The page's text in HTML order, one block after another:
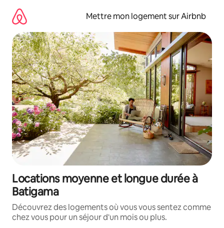
directement
contenu
Mettre mon logement sur Airbnb
Locations moyenne et longue durée à
Batigama
Découvrez des logements où vous vous sentez comme
chez vous pour un séjour d'un mois ou plus.